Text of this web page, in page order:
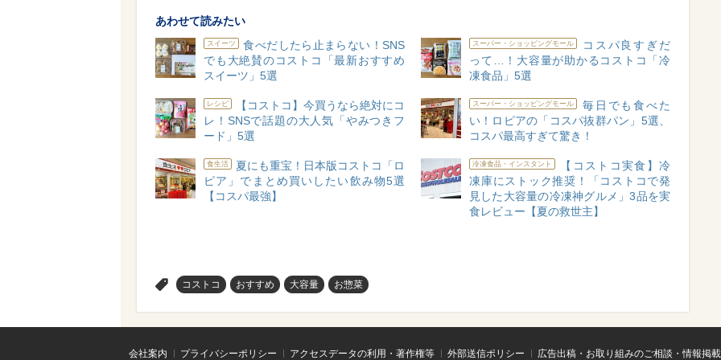
あわせて読みたい
スイーツ
食べだしたら止まらない！SNS
でも大絶賛のコストコ「最新おすすめ
スイーツ」5選
スーパー・ショッピングモール
コスパ良すぎだ
って…！大容量が助かるコストコ「冷
凍食品」5選
レシピ
【コストコ】今買うなら絶対にコ
レ！SNSで話題の大人気「やみつきフ
ード」5選
スーパー・ショッピングモール
毎日でも食べた
い！ロピアの「コスパ抜群パン」5選、
コスパ最高すぎて驚き！
食生活
夏にも重宝！日本版コストコ「ロ
ピア」でまとめ買いしたい飲み物5選
【コスパ最強】
冷凍食品・インスタント
【コストコ実食】冷
凍庫にストック推奨！「コストコで発
見した大容量の冷凍神グルメ」3品を実
食レビュー【夏の救世主】
コストコ おすすめ 大容量 お惣菜
会社案内 プライバシーポリシー アクセスデータの利用・著作権等 外部送信ポリシー 広告出稿・お取り組みのご相談・情報掲